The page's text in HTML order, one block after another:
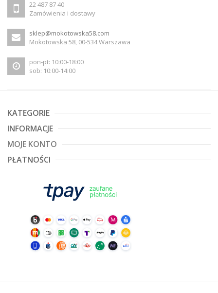
22 487 87 40
Zamówienia i dostawy
sklep@mokotowska58.com
Mokotowska 58, 00-534 Warszawa
pon-pt: 10:00-18:00
sob: 10:00-14:00
KATEGORIE
INFORMACJE
MOJE KONTO
PŁATNOŚCI